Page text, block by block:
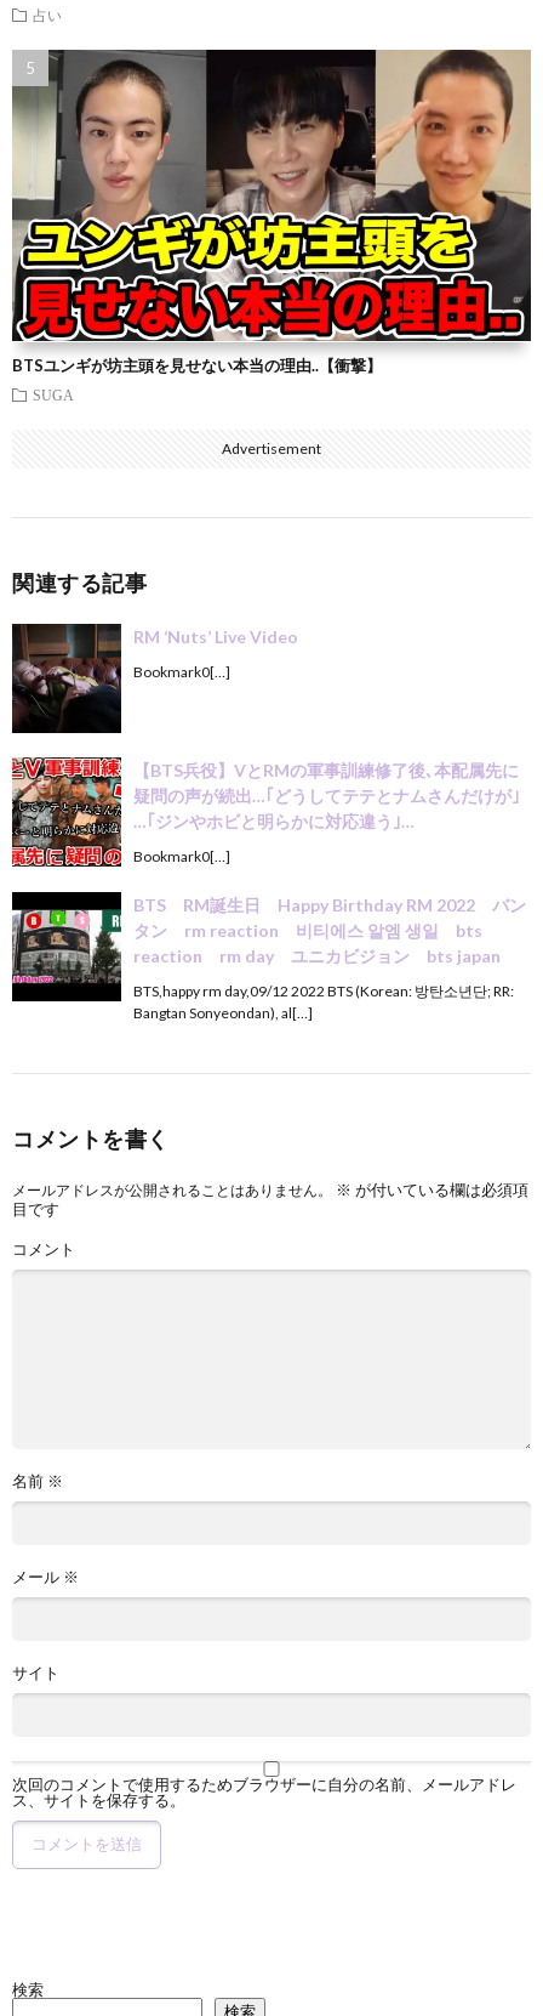
占い
BTSユンギが坊主頭を見せない本当の理由..【衝撃】
SUGA
Advertisement
関連する記事
RM ‘Nuts’ Live Video
Bookmark0[…]
【BTS兵役】VとRMの軍事訓練修了後､本配属先に
疑問の声が続出…｢どうしてテテとナムさんだけが｣
…｢ジンやホビと明らかに対応違う｣…
Bookmark0[…]
BTS RM誕生日 Happy Birthday RM 2022 バン
タン rm reaction 비티에스 알엠 생일 bts
reaction rm day ユニカビジョン bts japan
BTS,happy rm day,09/12 2022 BTS (Korean: 방탄소년단; RR:
Bangtan Sonyeondan), al[…]
コメントを書く
メールアドレスが公開されることはありません。 ※ が付いている欄は必須項
目です
コメント
名前 ※
メール ※
サイト
次回のコメントで使用するためブラウザーに自分の名前、メールアドレ
ス、サイトを保存する。
検索
検索